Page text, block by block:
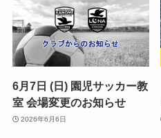
6月7日 (日) 園児サッカー教
室 会場変更のお知らせ
2026年6月6日